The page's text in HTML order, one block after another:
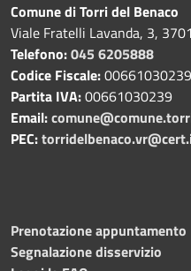
Comune di Torri del Benaco
Viale Fratelli Lavanda, 3,
Telefono:045 6205888
Codice Fiscale:00661030239
Partita IVA:00661030239
Email:
PEC:
Prenotazione appuntamento
Segnalazione disservizio